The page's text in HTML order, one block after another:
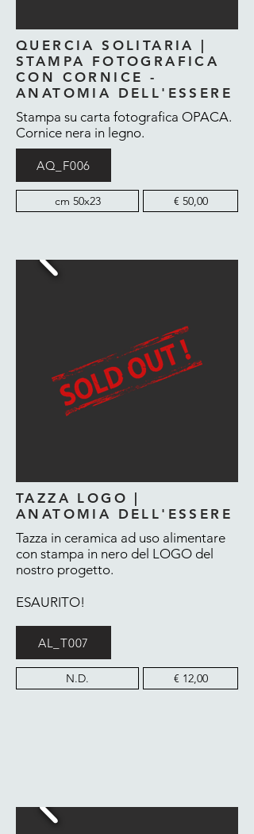
QUERCIA SOLITARIA |
STAMPA FOTOGRAFICA
CON CORNICE -
ANATOMIA DELL'ESSERE
Stampa su carta fotografica OPACA.
Cornice nera in legno.
AQ_F006
cm 50x23 € 50,00
TAZZA LOGO |
ANATOMIA DELL'ESSERE
Tazza in ceramica ad uso alimentare
con stampa in nero del LOGO del
nostro progetto.
ESAURITO!
AL_T007
N.D. € 12,00